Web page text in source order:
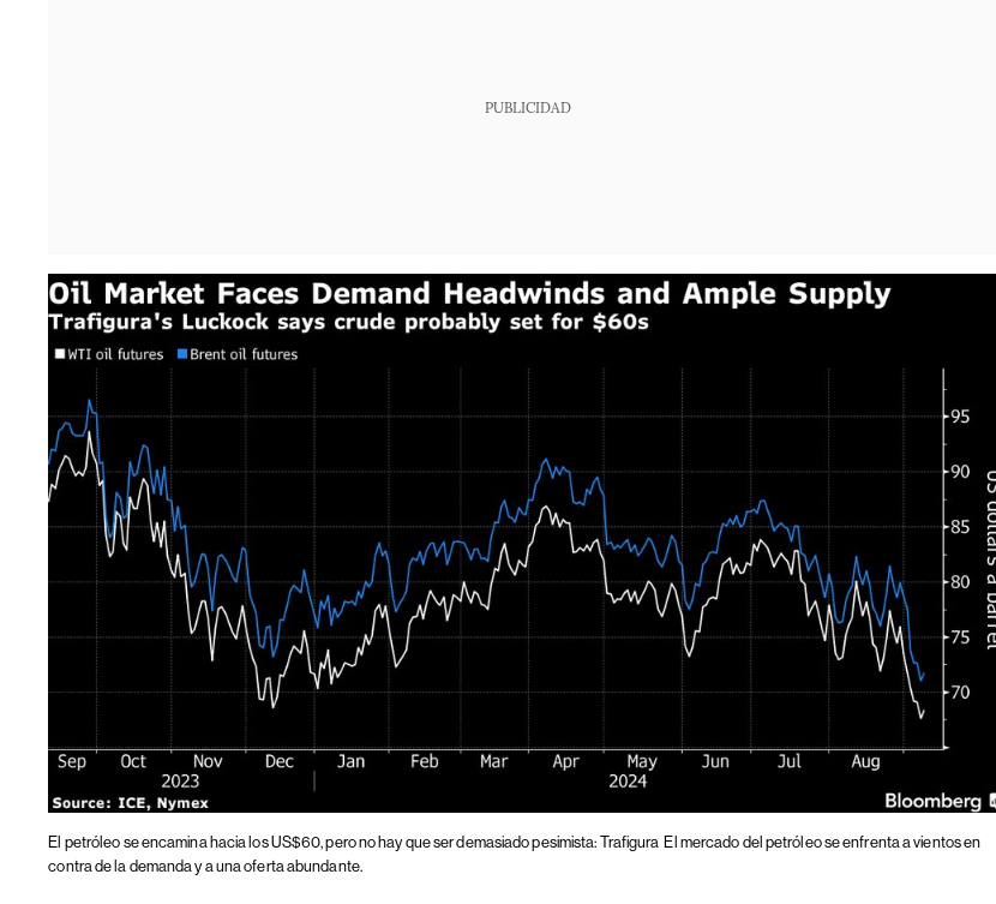
PUBLICIDAD
El petróleo se encamina hacia los US$60, pero no hay que ser demasiado pesimista: Trafigura El mercado del petróleo se enfrenta a vientos en
contra de la demanda y a una oferta abundante.